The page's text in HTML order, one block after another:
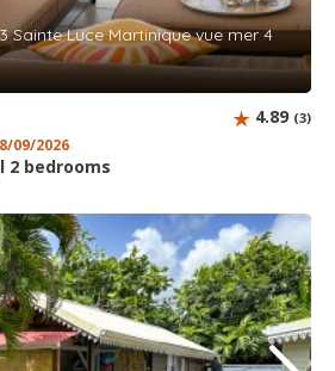
Sainte Luce Martinique vue mer 4
09/2026
bedrooms
4.89 (3)